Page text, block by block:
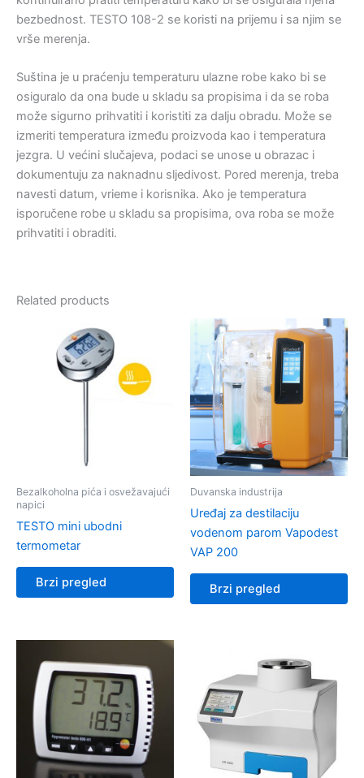
bezbednost. TESTO 108-2 se koristi na prijemu i sa njim se
vrše merenja.
Suština je u praćenju temperaturu ulazne robe kako bi se
osiguralo da ona bude u skladu sa propisima i da se roba
može sigurno prihvatiti i koristiti za dalju obradu. Može se
izmeriti temperatura između proizvoda kao i temperatura
jezgra. U većini slučajeva, podaci se unose u obrazac i
dokumentuju za naknadnu sljedivost. Pored merenja, treba
navesti datum, vrieme i korisnika. Ako je temperatura
isporučene robe u skladu sa propisima, ova roba se može
prihvatiti i obraditi.
Related products
Bezalkoholna pića i osvežavajući
napici
TESTO mini ubodni
termometar
Brzi pregled
Duvanska industrija
Uređaj za destilaciju
vodenom parom Vapodest
VAP 200
Brzi pregled